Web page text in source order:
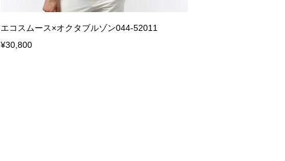
エコスムース×オクタブルゾン044-52011
¥30,800